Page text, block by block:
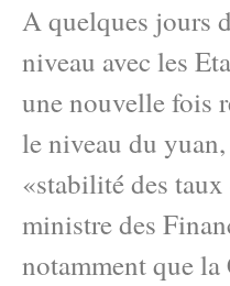
A quelques jours
niveau avec les
une nouvelle fois
le niveau du
«stabilité des
ministre des
notamment que la